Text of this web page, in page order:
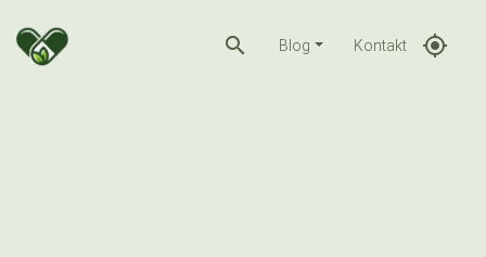
search Blog Kontakt gps_fixed